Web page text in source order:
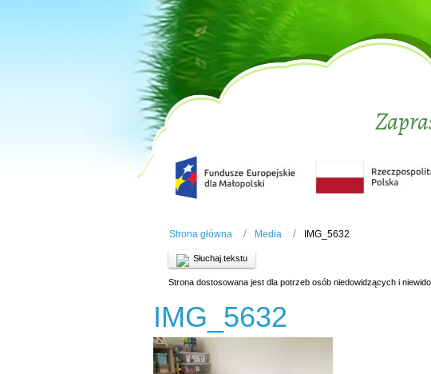
Strona główna Media IMG_5632
Słuchaj tekstu
Strona dostosowana jest dla potrzeb osób niedowidzących i
IMG_5632